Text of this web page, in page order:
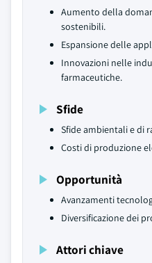
Aumento della
sostenibili.
Espansione delle
Innovazioni nelle
farmaceutiche.
Sfide
Sfide ambientali e di
Costi di produzione
Opportunità
Avanzamenti
Diversificazione dei
Attori chiave